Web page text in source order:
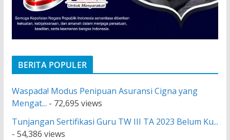
BERITA POPULER
Waspada! Modus Penipuan Asuransi Cigna yang
Mengat... - 72,695 views
Tunjangan Sertifikasi Guru TW III TA 2023 Belum Ku...
- 54,386 views